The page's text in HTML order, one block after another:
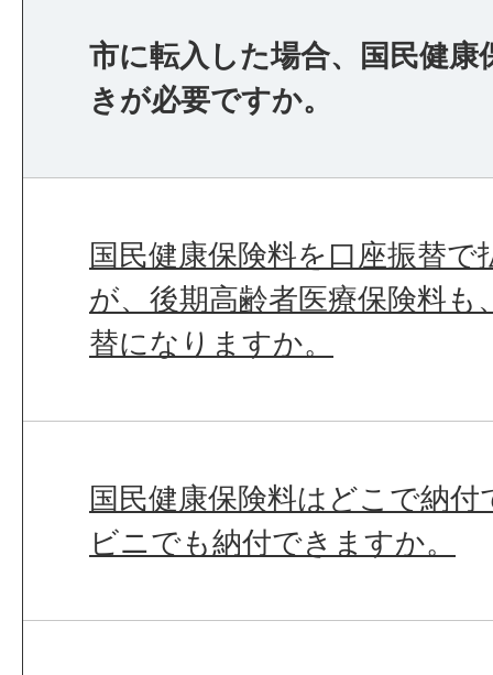
市に転入した場合、国民健康
きが必要ですか。
国民健康保険料を口座振替
が、後期高齢者医療保険料も
替になりますか。
国民健康保険料はどこで納
ビニでも納付できますか。